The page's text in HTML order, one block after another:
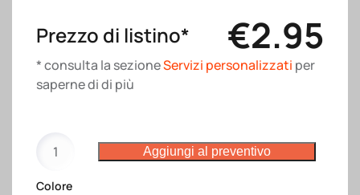
Prezzo di listino* €2.95
* consulta la sezioneServizi personalizzati per
saperne di di più
multiuso
in
Aggiungi al preventivo
Colore